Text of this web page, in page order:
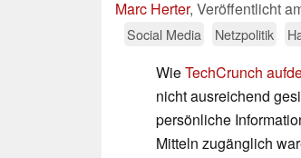
Marc Herter, Veröffentlicht
Social Media
Netzpolitik
WieTechCrunch
nicht ausreichend
persönliche
Mitteln zugänglich